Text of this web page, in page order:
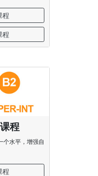
程
程
程
个水平，增强自
程